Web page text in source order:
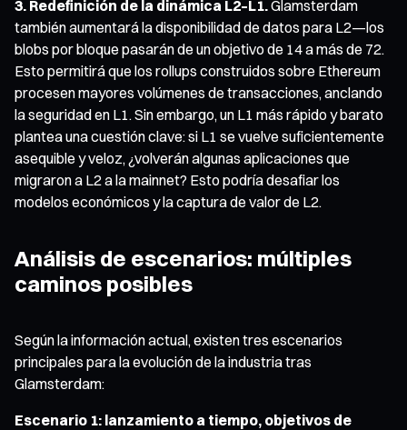
3. Redefinición de la dinámica L2–L1.Glamsterdam
también aumentará la disponibilidad de datos para L2—los
blobs por bloque pasarán de un objetivo de 14 a más de 72.
Esto permitirá que los rollups construidos sobre Ethereum
procesen mayores volúmenes de transacciones, anclando
la seguridad en L1. Sin embargo, un L1 más rápido y barato
plantea una cuestión clave: si L1 se vuelve suficientemente
asequible y veloz, ¿volverán algunas aplicaciones que
migraron a L2 a la mainnet? Esto podría desafiar los
modelos económicos y la captura de valor de L2.
Análisis de escenarios: múltiples
caminos posibles
Según la información actual, existen tres escenarios
principales para la evolución de la industria tras
Glamsterdam:
Escenario 1: lanzamiento a tiempo, objetivos de